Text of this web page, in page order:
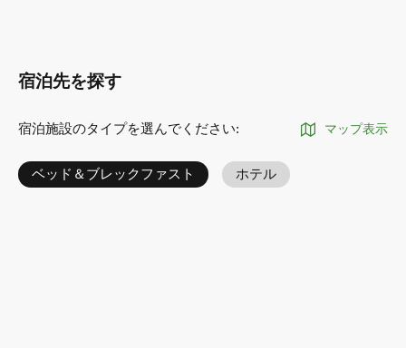
宿泊先を探す
宿泊施設のタイプを選んでください: マップ表示
ベッド＆ブレックファスト ホテル